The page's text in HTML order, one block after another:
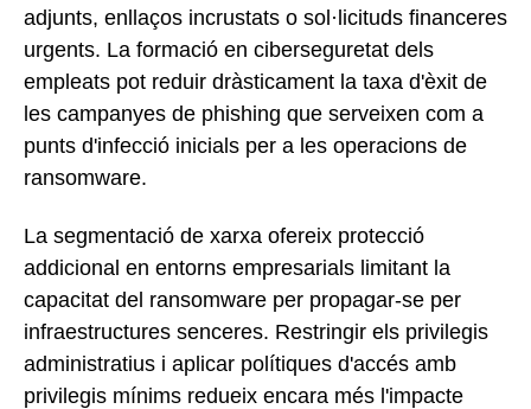
adjunts, enllaços incrustats o sol·licituds financeres
urgents. La formació en ciberseguretat dels
empleats pot reduir dràsticament la taxa d'èxit de
les campanyes de phishing que serveixen com a
punts d'infecció inicials per a les operacions de
ransomware.
La segmentació de xarxa ofereix protecció
addicional en entorns empresarials limitant la
capacitat del ransomware per propagar-se per
infraestructures senceres. Restringir els privilegis
administratius i aplicar polítiques d'accés amb
privilegis mínims redueix encara més l'impacte